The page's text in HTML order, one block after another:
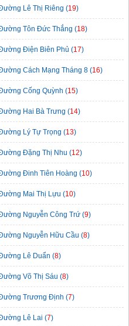
Lê Thị Riêng (19)
Tôn Đức Thắng (18)
Điện Biên Phủ (17)
Cách Mạng Tháng 8 (16)
Cống Quỳnh (15)
Hai Bà Trưng (14)
Lý Tự Trọng (13)
Đặng Thị Nhu (12)
Đinh Tiên Hoàng (10)
Mai Thị Lựu (10)
Nguyễn Công Trứ (9)
Nguyễn Hữu Cầu (8)
Lê Duẩn (8)
Võ Thị Sáu (8)
Trương Định (7)
Lê Lai (7)